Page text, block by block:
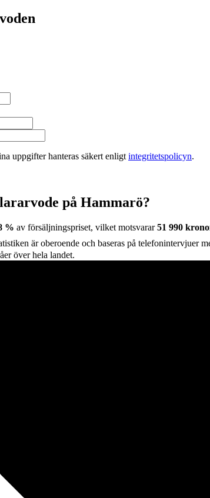
uppgifter hanteras säkert enligt integritetspolicyn.
på Hammarö?
% av försäljningspriset, vilket motsvarar51 990
är oberoende och baseras på telefonintervjuer
över hela landet.